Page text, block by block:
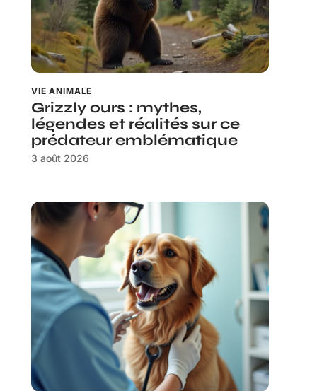
VIE ANIMALE
Grizzly ours : mythes,
légendes et réalités sur ce
prédateur emblématique
3 août 2026